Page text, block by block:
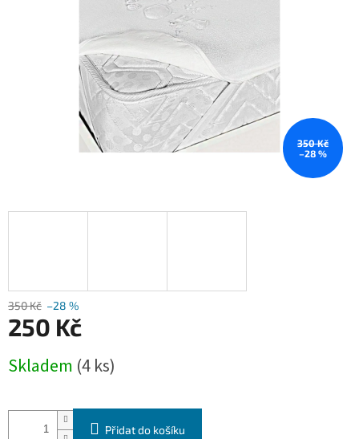
350 Kč
–28 %
350 Kč –28 %
250 Kč
cena:
Skladem (4 ks)
Přidat do košíku